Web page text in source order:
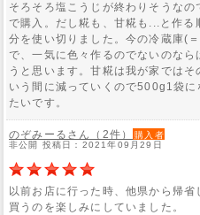
そろそろ塩こうじが終わりそうな
で購入。だし糀も、甘糀も...と作る
分を使い切りました。今の冷蔵庫(
で、一気に色々作るのでないのな
うと思います。甘糀は我が家では
いう間に減っていくので500g1袋
たいです。
のぞみーるさん（2件）
購入者
非公開 投稿日：2021年09月29日
以前お店に行った時、他県から帰省
買うのを楽しみにしていました。